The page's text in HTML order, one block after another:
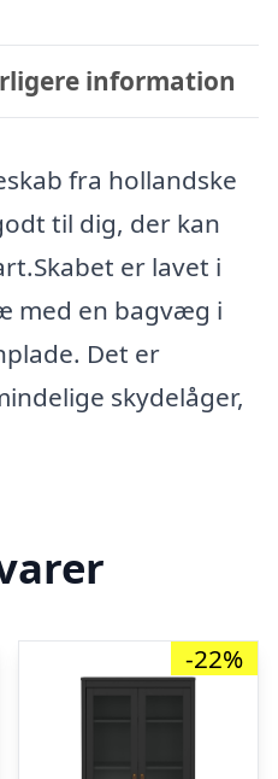
information
fra hollandske
til dig, der kan
er lavet i
med en bagvæg i
Det er
skydelåger,
-22%